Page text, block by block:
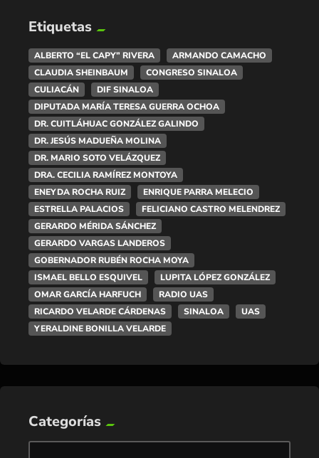
Etiquetas
ALBERTO “EL CAPY” RIVERA
ARMANDO CAMACHO
CLAUDIA SHEINBAUM
CONGRESO SINALOA
CULIACÁN
DIF SINALOA
DIPUTADA MARÍA TERESA GUERRA OCHOA
DR. CUITLÁHUAC GONZÁLEZ GALINDO
DR. JESÚS MADUEÑA MOLINA
DR. MARIO SOTO VELÁZQUEZ
DRA. CECILIA RAMÍREZ MONTOYA
ENEYDA ROCHA RUIZ
ENRIQUE PARRA MELECIO
ESTRELLA PALACIOS
FELICIANO CASTRO MELENDREZ
GERARDO MÉRIDA SÁNCHEZ
GERARDO VARGAS LANDEROS
GOBERNADOR RUBÉN ROCHA MOYA
ISMAEL BELLO ESQUIVEL
LUPITA LÓPEZ GONZÁLEZ
OMAR GARCÍA HARFUCH
RADIO UAS
RICARDO VELARDE CÁRDENAS
SINALOA
UAS
YERALDINE BONILLA VELARDE
Categorías